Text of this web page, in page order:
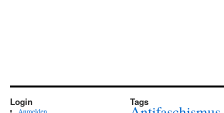
Login Tags